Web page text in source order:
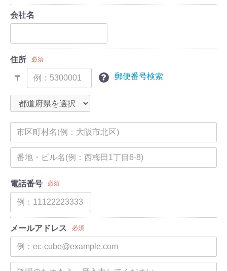
会社名
住所 必須
〒 郵便番号検索
電話番号 必須
メールアドレス 必須